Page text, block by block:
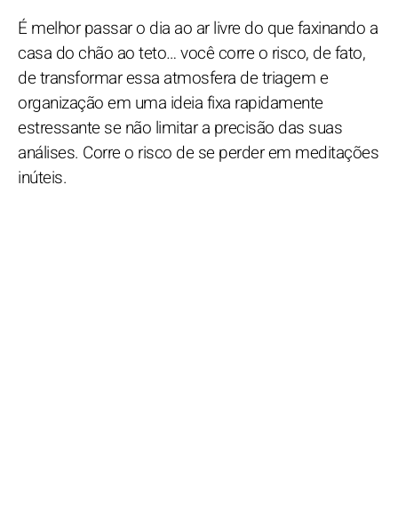
É melhor passar o dia ao ar livre do que faxinando a
casa do chão ao teto… você corre o risco, de fato,
de transformar essa atmosfera de triagem e
organização em uma ideia fixa rapidamente
estressante se não limitar a precisão das suas
análises. Corre o risco de se perder em meditações
inúteis.